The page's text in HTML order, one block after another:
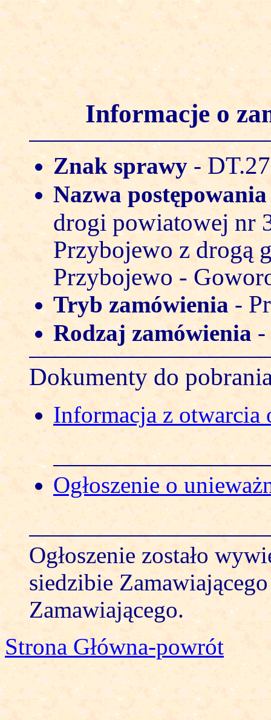
Informacje o
Znak sprawy -
Nazwa
drogi powiatowej nr
Przybojewo z drogą
Przybojewo -
Tryb zamówienia -
Rodzaj zamówienia -
Dokumenty do
Informacja z otwarcia
Ogłoszenie o
Ogłoszenie zostało
siedzibie
Zamawiającego.
Strona Główna-powrót